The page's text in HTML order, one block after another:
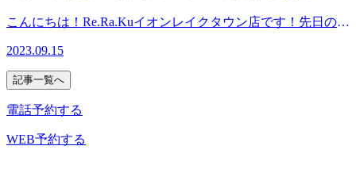
様々な健康に対するアドバイスの提案をしております。一緒
━━━━━━━━━━━━━━━━━━……‥・☆★☆新し
い健康を考えるRe.Ra.Ku イオンレイクタウン店営業時間
10：00～21：00（最終受付20：20） 〒343-0828埼玉県越
谷市レイクタウン3-1-1イオンレイクタウンmori2FTEL 048-
967-5051JR武蔵野線 越谷レイクタウン駅より徒歩約10分マ
ッサージより気持ちいい！？リラクのボディケアをぜひご体
谷市レイクタウン3-1-1イオンレイクタウンmori2FTEL 048-
967-5051JR武蔵野線 越谷レイクタウン駅より徒歩約10分マ
ッサージより気持ちいい！？リラクのボディケアをぜひご体
なメニューと成長しました。まだ受けた事がない方は、是非
違いが実感できると思いますよ(^^ ※リラクではマッサージ
に対するアドバイスの提案をしております。一緒にこれから
━━━━━━━━━━━━━━━━━━……‥・☆★☆新し
い健康を考えるRe.Ra.Ku イオンレイクタウン店営業時間
10：00～21：00（最終受付20：20） 〒343-0828埼玉県越
お早めに！！150分間の中で、受けたいものをご自身で組み
上げる楽しさもありますが、わからないや…って方はお身体
のお疲れにあったコースをセラピストがご提案させていただ
きます！！私も休みの日に来て受けたいなぁって思うくらい
とっても！とっても！！目玉商品となります！！！これを機
に、Re.Ra.Kuのコースを色々と受けてみるのはいかがでしょ
させていただきます。今日からシルバーウィーク☆彡大気の
こんにちは！Re.Ra.Kuイオンレイクタウン店です！先日のブ
だけ！と書きましたが“代謝”について今日はお勉強しましょ
う！まず…「ダイエットをしても痩せにくくなった」「おな
か周りの脂肪が気になるようになった」と感じたことはあり
ませんか？もしかすると「基礎代謝の低下」が原因かも？？
維持するために【必要最低限なエネルギー】。じっとしてい
2023.09.15
記事一覧へ
電話予約する
WEB予約する